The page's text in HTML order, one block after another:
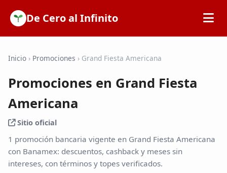
De Cero al Infinito
SOFIPOs
Calculadoras
Inicio › Promociones › Grand Fiesta Americana
Promociones en Grand Fiesta
Americana
Sitio oficial
1 promoción bancaria vigente en Grand Fiesta Americana
con Banamex: descuentos, cashback y meses sin
intereses, con términos y topes verificados.